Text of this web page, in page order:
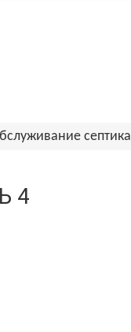
септика
4